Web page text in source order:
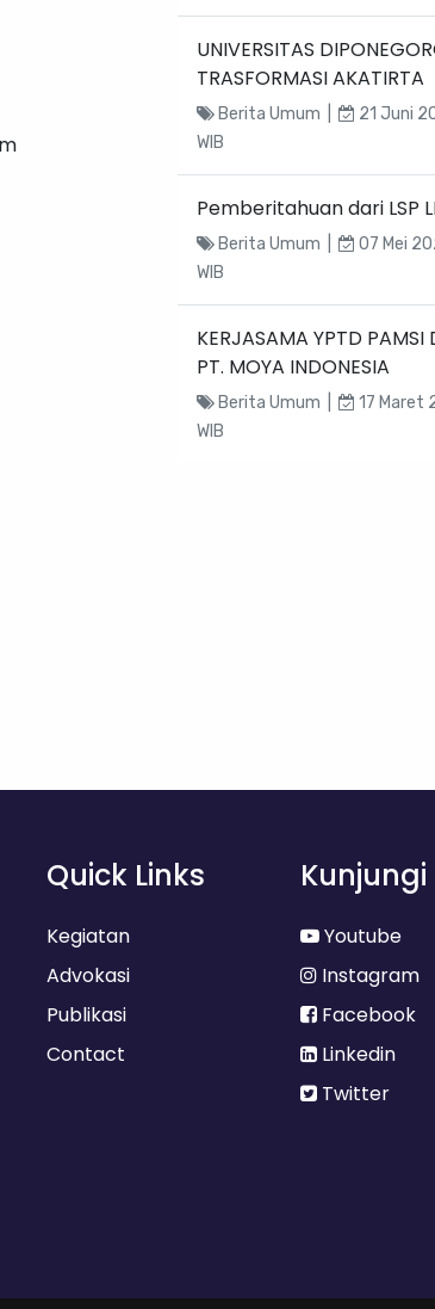
UNIVERSITAS
TRASFORMASI AKATIRTA
Berita Umum |
21 Juni
WIB
Pemberitahuan dari LSP
Berita Umum |
07 Mei
WIB
KERJASAMA YPTD PAMSI
PT. MOYA INDONESIA
Berita Umum |
17 Maret
WIB
Quick Links
Kegiatan
Advokasi
Publikasi
Contact
Kunjungi
Youtube
Instagram
Facebook
Linkedin
Twitter